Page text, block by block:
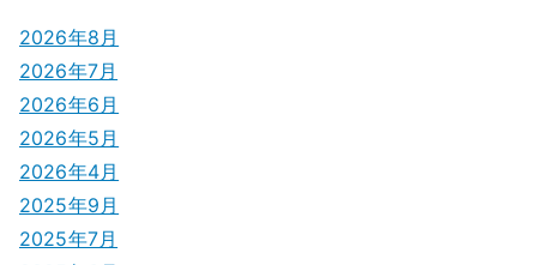
ビ
ゲ
ー
シ
ョ
2026年8月
2026年7月
2026年6月
2026年5月
2026年4月
2025年9月
2025年7月